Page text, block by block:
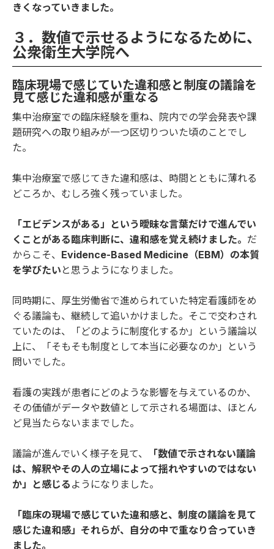
きくなっていきました。
３．数値で示せるようになるために、
公衆衛生大学院へ
臨床現場で感じていた違和感と制度の議論を
見て感じた違和感が重なる
集中治療室での臨床経験を重ね、院内での学会発表や課
題研究への取り組みが一つ区切りついた頃のことでし
た。
集中治療室で感じてきた違和感は、時間とともに薄れる
どころか、むしろ強く残っていました。
「エビデンスがある」という曖昧な言葉だけで進んでい
くことがある臨床判断に、違和感を覚え続けました。 だ
からこそ、 Evidence-Based Medicine（EBM）の本質
を学びたい と思うようになりました。
同時期に、厚生労働省で進められていた特定看護師をめ
ぐる議論も、継続して追いかけました。そこで交わされ
ていたのは、「どのように制度化するか」という議論以
上に、「そもそも制度として本当に必要なのか」という
問いでした。
看護の実践が患者にどのような影響を与えているのか、
その価値がデータや数値として示される場面は、ほとん
ど見当たらないままでした。
議論が進んでいく様子を見て、
「数値で示されない議論
は、解釈やその人の立場によって揺れやすいのではない
か」と感じる ようになりました。
「臨床の現場で感じていた違和感と、制度の議論を見て
感じた違和感」それらが、自分の中で重なり合っていき
ました。